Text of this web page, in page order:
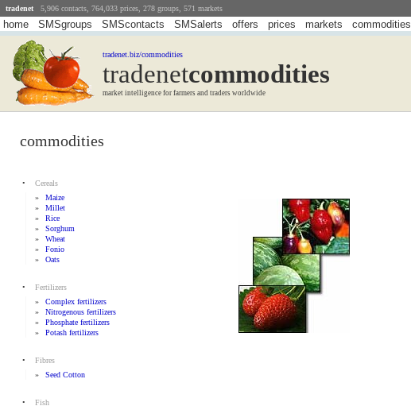
tradenet 5,906 contacts, 764,033 prices, 278 groups, 571 markets
home SMSgroups SMScontacts SMSalerts offers prices markets commodities
tradenet.biz/commodities
tradenetCommodities
market intelligence for farmers and traders worldwide
commodities
•
Cereals
»
Maize
»
Millet
»
Rice
»
Sorghum
»
Wheat
»
Fonio
»
Oats
•
Fertilizers
»
Complex fertilizers
»
Nitrogenous fertilizers
»
Phosphate fertilizers
»
Potash fertilizers
•
Fibres
»
Seed Cotton
•
Fish